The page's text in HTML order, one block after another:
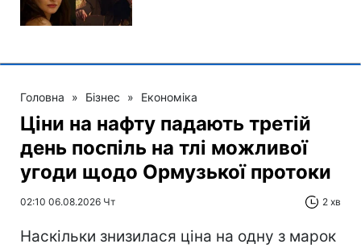
Головна » Бізнес » Економіка
Ціни на нафту падають третій
день поспіль на тлі можливої
угоди щодо Ормузької протоки
02:10 06.08.2026 Чт 2 хв
Наскільки знизилася ціна на одну з марок